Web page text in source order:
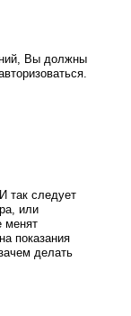
Вы должны
так следует
или
менят
показания
делать